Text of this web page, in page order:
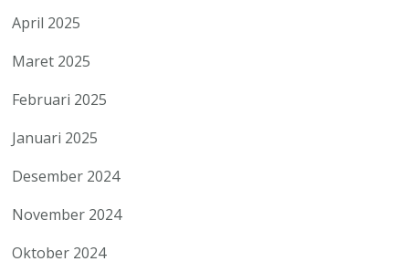
April 2025
Maret 2025
Februari 2025
Januari 2025
Desember 2024
November 2024
Oktober 2024